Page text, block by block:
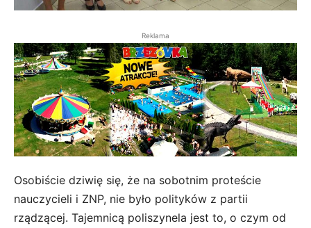
Reklama
Osobiście dziwię się, że na sobotnim proteście
nauczycieli i ZNP, nie było polityków z partii
rządzącej. Tajemnicą poliszynela jest to, o czym od